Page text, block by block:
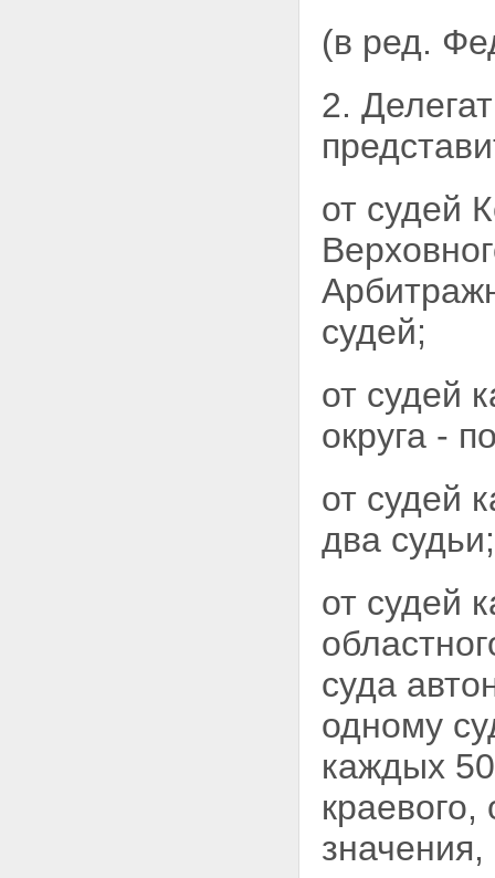
(в ред.
2.
от судей
судей;
от судей
округа -
от судей
два судьи;
от судей
суда
одному
каждых